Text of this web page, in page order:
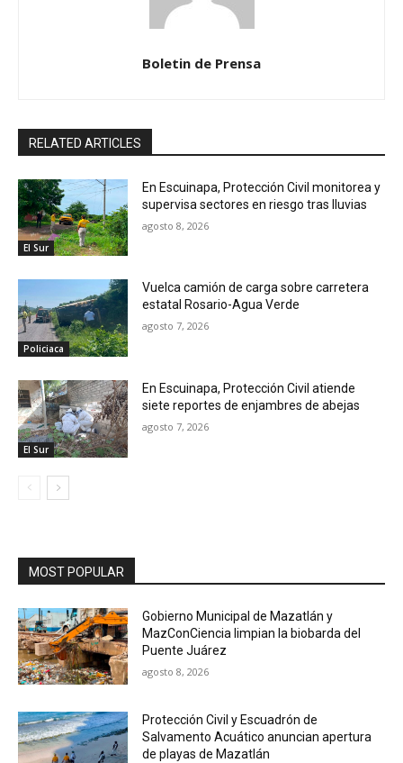
Boletin de Prensa
RELATED ARTICLES
El Sur
En Escuinapa, Protección Civil monitorea y
supervisa sectores en riesgo tras lluvias
agosto 8, 2026
Policiaca
Vuelca camión de carga sobre carretera
estatal Rosario-Agua Verde
agosto 7, 2026
El Sur
En Escuinapa, Protección Civil atiende
siete reportes de enjambres de abejas
agosto 7, 2026
MOST POPULAR
Gobierno Municipal de Mazatlán y
MazConCiencia limpian la biobarda del
Puente Juárez
agosto 8, 2026
Protección Civil y Escuadrón de
Salvamento Acuático anuncian apertura
de playas de Mazatlán